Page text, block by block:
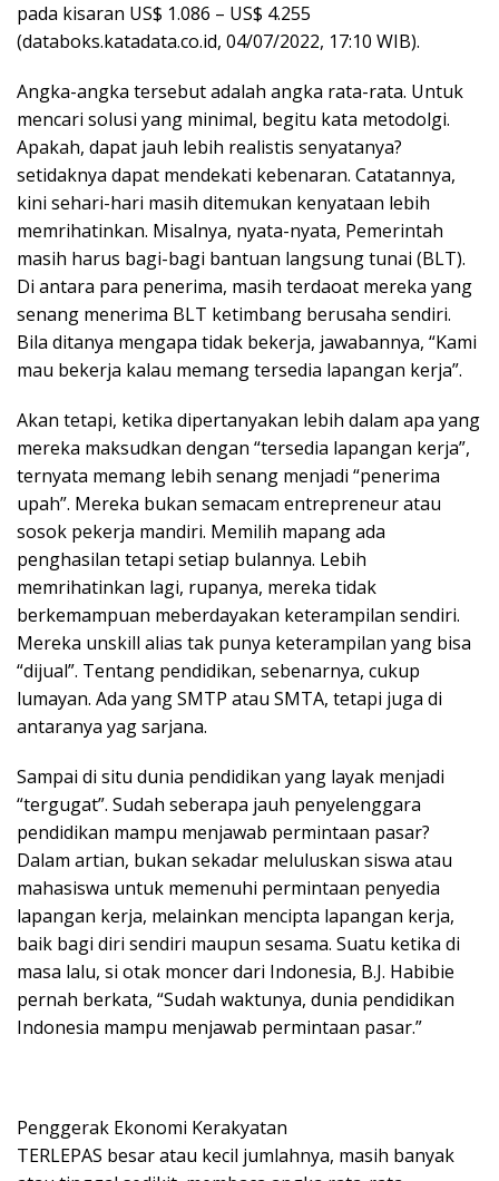
pada kisaran US$ 1.086 – US$ 4.255
(databoks.katadata.co.id, 04/07/2022, 17:10 WIB).
Angka-angka tersebut adalah angka rata-rata. Untuk
mencari solusi yang minimal, begitu kata metodolgi.
Apakah, dapat jauh lebih realistis senyatanya?
setidaknya dapat mendekati kebenaran. Catatannya,
kini sehari-hari masih ditemukan kenyataan lebih
memrihatinkan. Misalnya, nyata-nyata, Pemerintah
masih harus bagi-bagi bantuan langsung tunai (BLT).
Di antara para penerima, masih terdaoat mereka yang
senang menerima BLT ketimbang berusaha sendiri.
Bila ditanya mengapa tidak bekerja, jawabannya, “Kami
mau bekerja kalau memang tersedia lapangan kerja”.
Akan tetapi, ketika dipertanyakan lebih dalam apa yang
mereka maksudkan dengan “tersedia lapangan kerja”,
ternyata memang lebih senang menjadi “penerima
upah”. Mereka bukan semacam entrepreneur atau
sosok pekerja mandiri. Memilih mapang ada
penghasilan tetapi setiap bulannya. Lebih
memrihatinkan lagi, rupanya, mereka tidak
berkemampuan meberdayakan keterampilan sendiri.
Mereka unskill alias tak punya keterampilan yang bisa
“dijual”. Tentang pendidikan, sebenarnya, cukup
lumayan. Ada yang SMTP atau SMTA, tetapi juga di
antaranya yag sarjana.
Sampai di situ dunia pendidikan yang layak menjadi
“tergugat”. Sudah seberapa jauh penyelenggara
pendidikan mampu menjawab permintaan pasar?
Dalam artian, bukan sekadar meluluskan siswa atau
mahasiswa untuk memenuhi permintaan penyedia
lapangan kerja, melainkan mencipta lapangan kerja,
baik bagi diri sendiri maupun sesama. Suatu ketika di
masa lalu, si otak moncer dari Indonesia, B.J. Habibie
pernah berkata, “Sudah waktunya, dunia pendidikan
Indonesia mampu menjawab permintaan pasar.”
Penggerak Ekonomi Kerakyatan
TERLEPAS besar atau kecil jumlahnya, masih banyak